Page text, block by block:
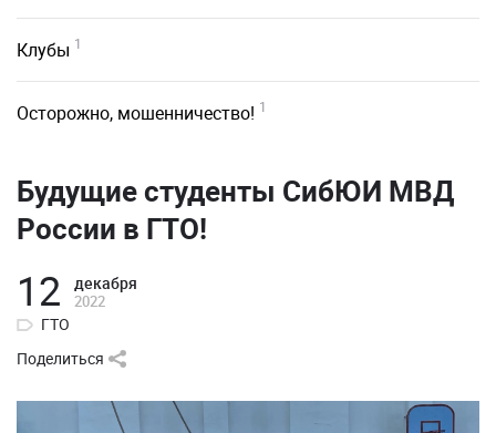
Клубы 1
Осторожно, мошенничество! 1
Будущие студенты СибЮИ МВД
России в ГТО!
12 декабря
2022
ГТО
Поделиться